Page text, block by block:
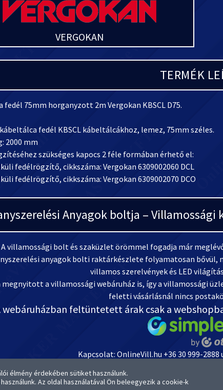
élmény érdekében sütiket használunk.
Az oldal használatával Ön beleegyezik a cookie-k
VERGOKAN
TERMÉK
fedél 75mm horganyzott 2m Vergokan KBSCL D75.
fedél KBSCL kábeltálcákhoz, lemez, 75mm széles.
2000 mm
szükséges kapocs 2 féle formában érhető el:
fedélrögzítő, cikkszáma: Vergokan 6309002060 DCL
fedélrögzítő, cikkszáma: Vergokan 6309002070 DCO
Anyagok boltja – Villamossági
A villamossági bolt és szaküzlet örömmel fogadja már
anyagok bolti raktárkészlete folyamatosan
villamos szerelvények és LED
megnyitott a villamossági webáruház is, így a villamossági
feletti vásárlásnál nincs
webáruházban feltüntetett árak csak a
Kapcsolat: OnlineVill.hu +36 30 999-
és termék kategória képek az Elektriker Master Kft. tulajdona. A képek